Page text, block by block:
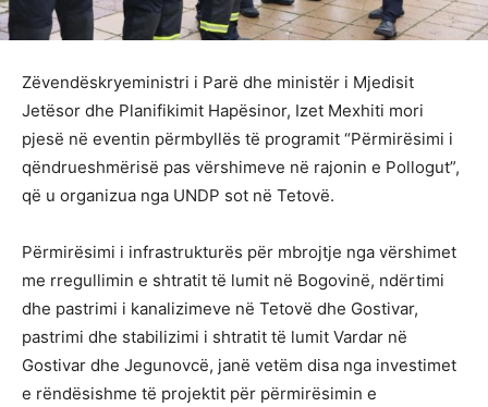
Zëvendëskryeministri i Parë dhe ministër i Mjedisit
Jetësor dhe Planifikimit Hapësinor, Izet Mexhiti mori
pjesë në eventin përmbyllës të programit “Përmirësimi i
qëndrueshmërisë pas vërshimeve në rajonin e Pollogut”,
që u organizua nga UNDP sot në Tetovë.
Përmirësimi i infrastrukturës për mbrojtje nga vërshimet
me rregullimin e shtratit të lumit në Bogovinë, ndërtimi
dhe pastrimi i kanalizimeve në Tetovë dhe Gostivar,
pastrimi dhe stabilizimi i shtratit të lumit Vardar në
Gostivar dhe Jegunovcë, janë vetëm disa nga investimet
e rëndësishme të projektit për përmirësimin e